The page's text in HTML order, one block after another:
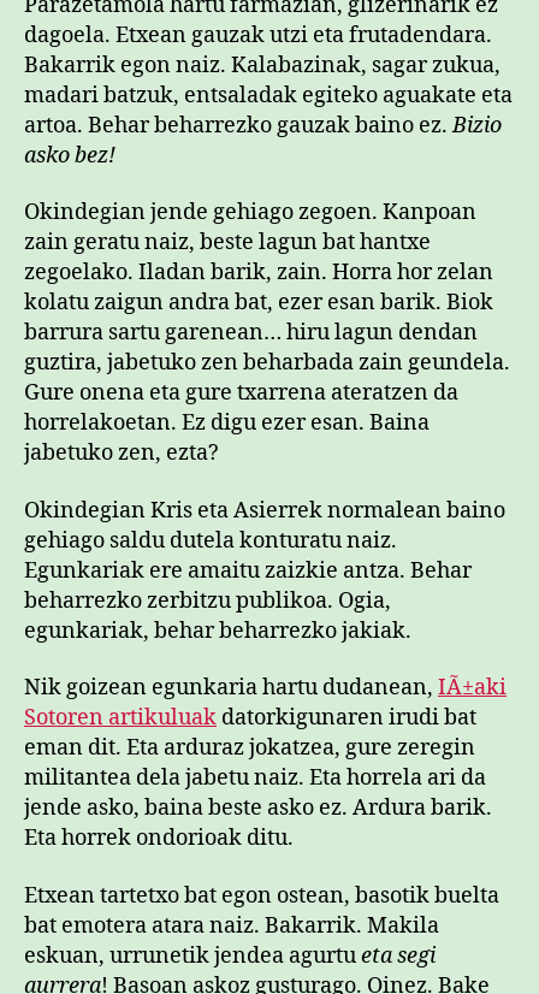
dagoela. Etxean gauzak utzi eta frutadendara.
Bakarrik egon naiz. Kalabazinak, sagar zukua,
madari batzuk, entsaladak egiteko aguakate eta
artoa. Behar beharrezko gauzak baino ez.Bizio
asko bez!
Okindegian jende gehiago zegoen. Kanpoan
zain geratu naiz, beste lagun bat hantxe
zegoelako. Iladan barik, zain. Horra hor zelan
kolatu zaigun andra bat, ezer esan barik. Biok
barrura sartu garenean… hiru lagun dendan
guztira, jabetuko zen beharbada zain geundela.
Gure onena eta gure txarrena ateratzen da
horrelakoetan. Ez digu ezer esan. Baina
jabetuko zen, ezta?
Okindegian Kris eta Asierrek normalean baino
gehiago saldu dutela konturatu naiz.
Egunkariak ere amaitu zaizkie antza. Behar
beharrezko zerbitzu publikoa. Ogia,
egunkariak, behar beharrezko jakiak.
Nik goizean egunkaria hartu dudanean, IÃ±aki
Sotoren artikuluak datorkigunaren irudi bat
eman dit. Eta arduraz jokatzea, gure zeregin
militantea dela jabetu naiz. Eta horrela ari da
jende asko, baina beste asko ez. Ardura barik.
Eta horrek ondorioak ditu.
Etxean tartetxo bat egon ostean, basotik buelta
bat emotera atara naiz. Bakarrik. Makila
eskuan, urrunetik jendea agurtueta segi
aurrera! Basoan askoz gusturago. Oinez. Bake